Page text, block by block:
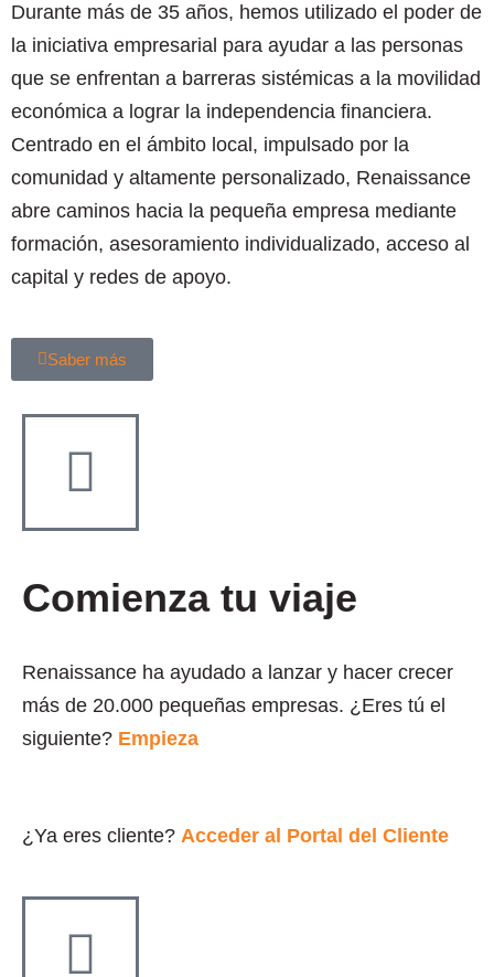
Durante más de 35 años, hemos utilizado el poder de
la iniciativa empresarial para ayudar a las personas
que se enfrentan a barreras sistémicas a la movilidad
económica a lograr la independencia financiera.
Centrado en el ámbito local, impulsado por la
comunidad y altamente personalizado, Renaissance
abre caminos hacia la pequeña empresa mediante
formación, asesoramiento individualizado, acceso al
capital y redes de apoyo.
Saber más
Comienza tu viaje
Renaissance ha ayudado a lanzar y hacer crecer
más de 20.000 pequeñas empresas. ¿Eres tú el
siguiente? Empieza
¿Ya eres cliente? Acceder al Portal del Cliente